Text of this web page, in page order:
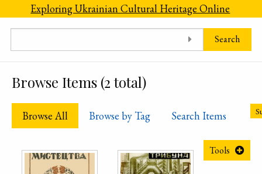
Skip to main content
Exploring Ukrainian Cultural Heritage Online
Search
Browse Items (2 total)
Browse All Browse by Tag Search Items
Tools